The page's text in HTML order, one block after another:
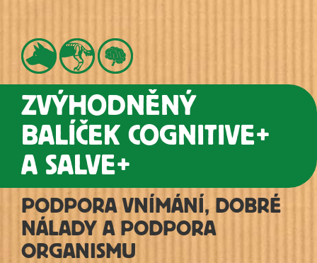
ZVÝHODNĚNÝ
BALÍČEK COGNITIVE+
A SALVE+
PODPORA VNÍMÁNÍ, DOBRÉ
NÁLADY A PODPORA
ORGANISMU